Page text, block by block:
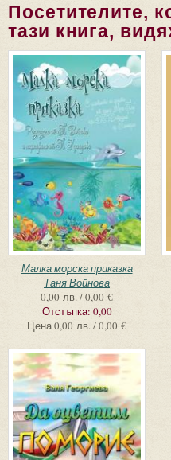
Посетителите,
тази книга,
Малка морска приказка
Таня Войнова
0,00 лв. / 0,00 €
Отстъпка: 0,00
Цена0,00 лв. / 0,00 €